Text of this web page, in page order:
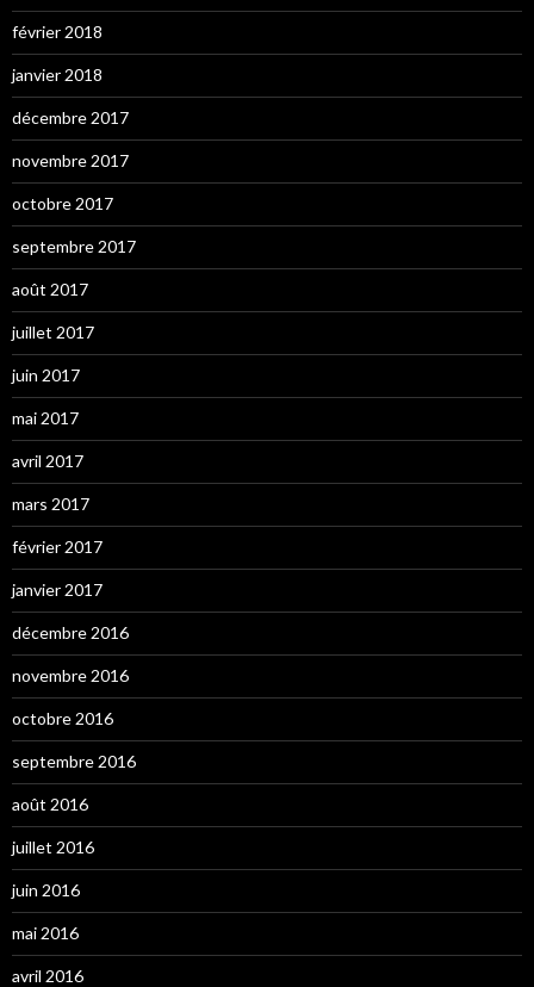
février 2018
janvier 2018
décembre 2017
novembre 2017
octobre 2017
septembre 2017
août 2017
juillet 2017
juin 2017
mai 2017
avril 2017
mars 2017
février 2017
janvier 2017
décembre 2016
novembre 2016
octobre 2016
septembre 2016
août 2016
juillet 2016
juin 2016
mai 2016
avril 2016